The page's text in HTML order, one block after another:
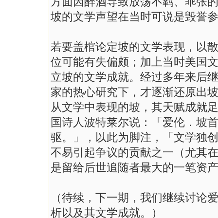
坡的文学声望在当时可说是毁誉
若要盖棺论定坡的文学表现，以
位可能有失偏颇；加上当时美国
立坡的文学成就。经过多年来后
家的热心研究下，才逐渐还原出
从文学中表现的坡，其天赋成就
国诗人波特莱尔说：「爱伦．坡
驱。」，以此为脚注，「文学独
不易引起争议的贡献之一（尤其
是留给后世追随者最大的一笔资
（待续，下一期，我们继续讨论
析以及其文学成就。）